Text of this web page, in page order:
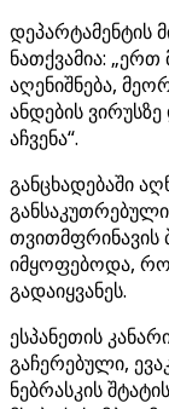
დეპარტამენტის
ნათქვამია: „ერთ
აღენიშნება,
ანდების
აჩვენა“.
განცხადებაში
თვითმფრინავის
იმყოფებოდა,
გადაიყვანეს.
ესპანეთის
გაჩერებული,
ნებრასკის